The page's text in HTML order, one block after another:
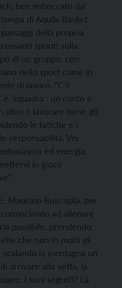
ben imbeccato dal
di Aquila Basket
della propria
spunti sulla
di un gruppo, con
nello sport come in
di lavoro. “C'è
'squadra': un conto è
altro è lavorare bene gli
le fatiche e i
responsabilità. Voi
ed energia,
in gioco
Maurizio Buscaglia, per
ad allenare
possibile, prendendo
che non in molti gli
la montagna un
arrivare alla vetta, la
I suoi segreti? La